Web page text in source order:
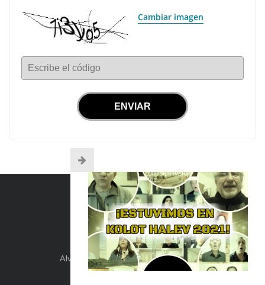
Cambiar imagen
Escribe el código
INFO DE CONTACTO
Alvear 254, Córdoba Capital, Argentina.
+54-351-5892071